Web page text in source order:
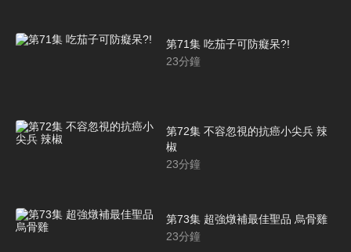
第71集 吃茄子可防癡呆?!
23分鐘
第72集 不容忽視的抗癌小尖兵 辣
椒
23分鐘
第73集 超強燉補最佳聖品 烏骨雞
23分鐘